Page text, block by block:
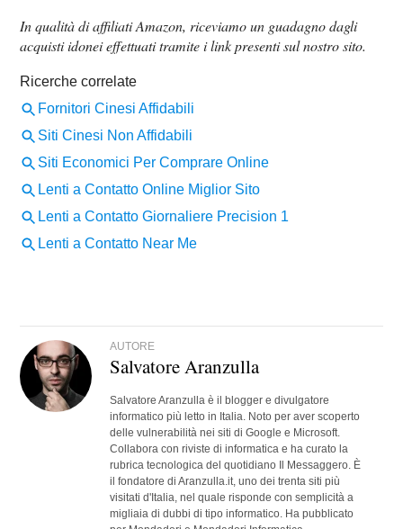
In qualità di affiliati Amazon, riceviamo un guadagno dagli
acquisti idonei effettuati tramite i link presenti sul nostro sito.
AUTORE
Salvatore Aranzulla
Salvatore Aranzulla è il blogger e divulgatore
informatico più letto in Italia. Noto per aver scoperto
delle vulnerabilità nei siti di Google e Microsoft.
Collabora con riviste di informatica e ha curato la
rubrica tecnologica del quotidiano Il Messaggero. È
il fondatore di Aranzulla.it, uno dei trenta siti più
visitati d'Italia, nel quale risponde con semplicità a
migliaia di dubbi di tipo informatico. Ha pubblicato